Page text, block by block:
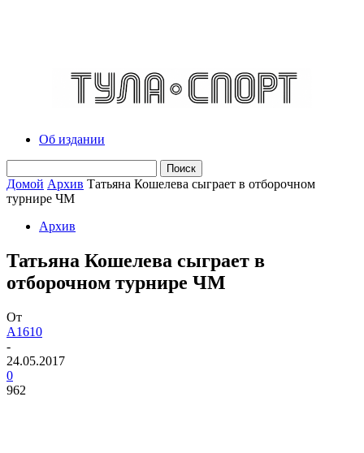
Об издании
Домой Архив Татьяна Кошелева сыграет в отборочном
турнире ЧМ
Архив
Татьяна Кошелева сыграет в
отборочном турнире ЧМ
От
A1610
-
24.05.2017
0
962